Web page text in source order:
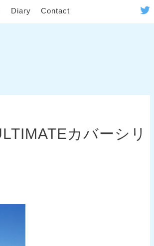
Diary Contact
カバーシリ